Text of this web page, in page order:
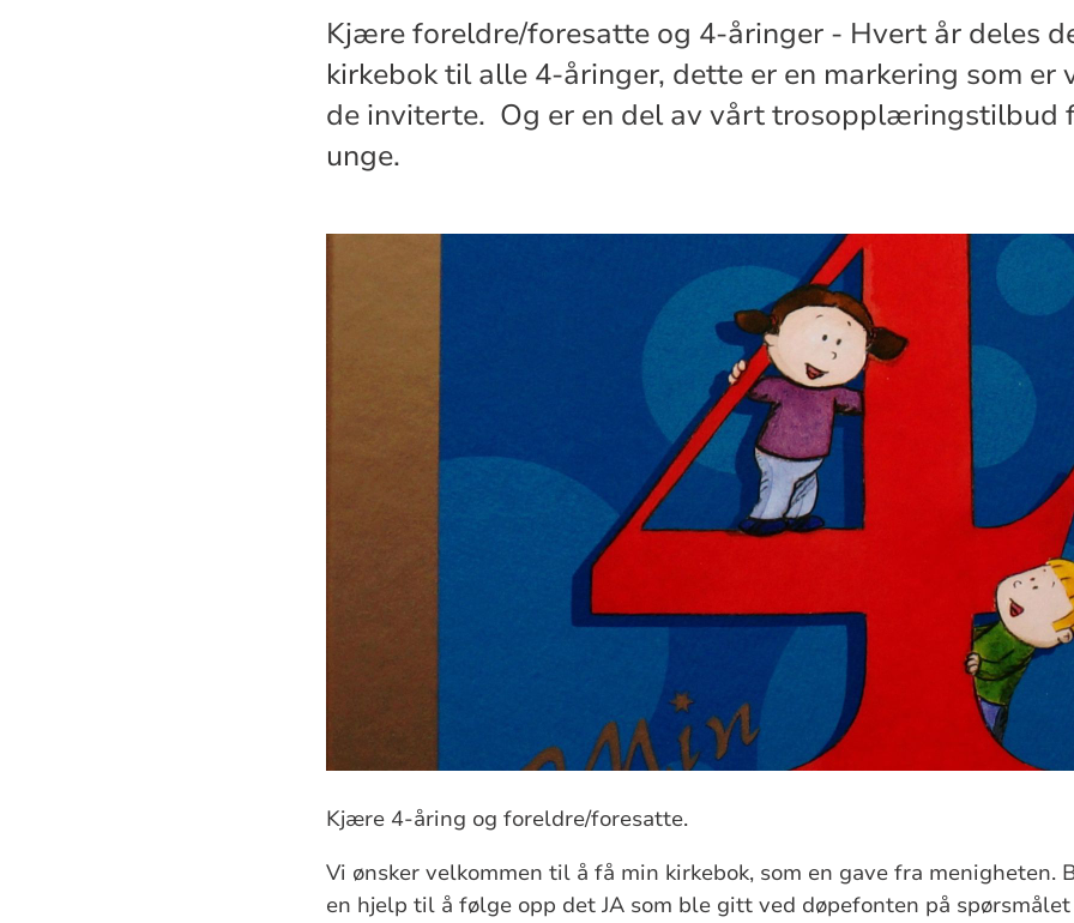
Kjære foreldre/foresatte og 4-åringer - Hvert år deles
kirkebok til alle 4-åringer, dette er en markering som er
de inviterte. Og er en del av vårt trosopplæringstilbud
unge.
Kjære 4-åring og foreldre/foresatte.
Vi ønsker velkommen til å få min kirkebok, som en gave fra menigheten.
en hjelp til å følge opp det JA som ble gitt ved døpefonten på